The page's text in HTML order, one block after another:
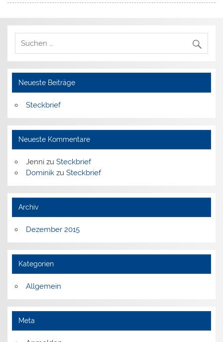
Neueste Beiträge
Steckbrief
Neueste Kommentare
Jennizu Steckbrief
Dominikzu Steckbrief
Archiv
Dezember 2015
Kategorien
Allgemein
Meta